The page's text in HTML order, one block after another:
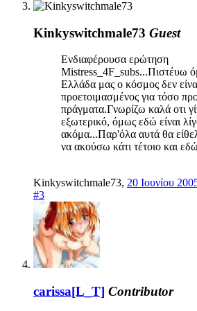
Kinkyswitchmale73 Guest
Ενδιαφέρουσα ερώτηση
Mistress_4F_subs...Πιστέυω
Ελλάδα μας ο κόσμος δεν
προετοιμασμένος για τόσο
πράγματα.Γνωρίζω καλά οτι
εξωτερικό, όμως εδώ είναι
ακόμα...Παρ'όλα αυτά θα
να ακούσω κάτι τέτοιο και
Kinkyswitchmale73, 20 Ιουνίου
#3
carissa[L_T] Contributor